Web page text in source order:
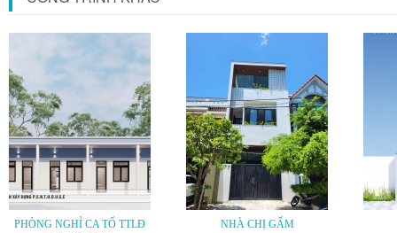
PHÒNG NGHỈ CA TỔ TTLĐ
NHÀ CHỊ GẤM